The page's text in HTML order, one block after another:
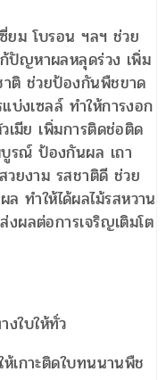
ยม โบรอน ฯลฯ ช่วย
ปัญหาผลหลุดร่วง เพิ่ม
ติ ช่วยป้องกันพืชขาด
บ่งเซลล์ ทำให้การงอก
เมีย เพิ่มการติดช่อติด
รณ์ ป้องกันผล เถา
ยงาม รสชาติดี ช่วย
ทำให้ได้ผลไม้รสหวาน
งผลต่อการเจริญเติมโต
ใบให้ทั่ว
ห้เกาะติดใบทนนานพืช